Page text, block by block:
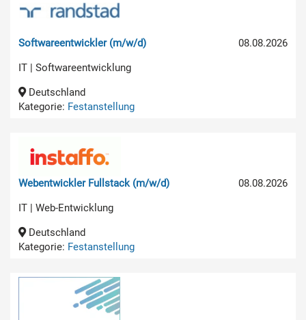
08.08.2026
Softwareentwickler (m/w/d)
IT | Softwareentwicklung
Deutschland
Kategorie: Festanstellung
08.08.2026
Webentwickler Fullstack (m/w/d)
IT | Web-Entwicklung
Deutschland
Kategorie: Festanstellung